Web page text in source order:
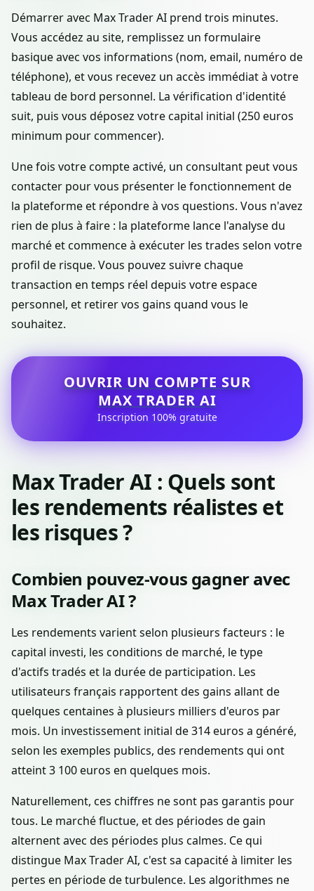
Démarrer avec Max Trader AI prend trois minutes.
Vous accédez au site, remplissez un formulaire
basique avec vos informations (nom, email, numéro de
téléphone), et vous recevez un accès immédiat à votre
tableau de bord personnel. La vérification d'identité
suit, puis vous déposez votre capital initial (250 euros
minimum pour commencer).
Une fois votre compte activé, un consultant peut vous
contacter pour vous présenter le fonctionnement de
la plateforme et répondre à vos questions. Vous n'avez
rien de plus à faire : la plateforme lance l'analyse du
marché et commence à exécuter les trades selon votre
profil de risque. Vous pouvez suivre chaque
transaction en temps réel depuis votre espace
personnel, et retirer vos gains quand vous le
souhaitez.
OUVRIR UN COMPTE SUR
MAX TRADER AI
Inscription 100% gratuite
Max Trader AI : Quels sont
les rendements réalistes et
les risques ?
Combien pouvez-vous gagner avec
Max Trader AI ?
Les rendements varient selon plusieurs facteurs : le
capital investi, les conditions de marché, le type
d'actifs tradés et la durée de participation. Les
utilisateurs français rapportent des gains allant de
quelques centaines à plusieurs milliers d'euros par
mois. Un investissement initial de 314 euros a généré,
selon les exemples publics, des rendements qui ont
atteint 3 100 euros en quelques mois.
Naturellement, ces chiffres ne sont pas garantis pour
tous. Le marché fluctue, et des périodes de gain
alternent avec des périodes plus calmes. Ce qui
distingue Max Trader AI, c'est sa capacité à limiter les
pertes en période de turbulence. Les algorithmes ne